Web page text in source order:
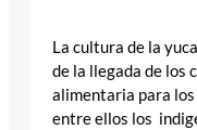
La cultura de la
de la llegada de los
alimentaria para los
entre ellos los